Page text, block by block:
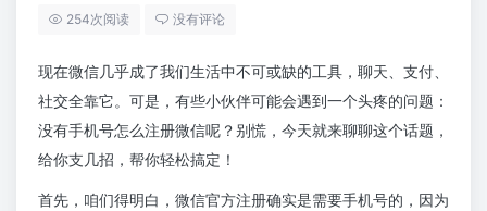
254次阅读 没有评论
现在微信几乎成了我们生活中不可或缺的工具，聊天、支付、
社交全靠它。可是，有些小伙伴可能会遇到一个头疼的问题：
没有手机号怎么注册微信呢？别慌，今天就来聊聊这个话题，
给你支几招，帮你轻松搞定！
首先，咱们得明白，微信官方注册确实是需要手机号的，因为